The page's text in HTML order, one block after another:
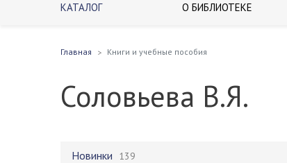
КАТАЛОГ О БИБЛИОТЕКЕ
Главная Книги и учебные пособия
Соловьева В.Я.
Новинки 139